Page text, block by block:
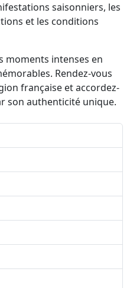
saisonniers, les
et les conditions
moments intenses en
Rendez-vous
française et accordez-
son authenticité unique.